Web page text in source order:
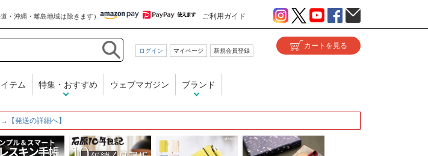
ご利用ガイド
ログイン マイページ 新規会員登録
テム 特集・おすすめ ウェブマガジン ブランド
【発送の詳細へ】